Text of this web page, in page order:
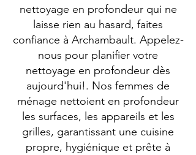
nettoyage en profondeur qui ne
laisse rien au hasard, faites
confiance à Archambault. Appelez-
nous pour planifier votre
nettoyage en profondeur dès
aujourd'hui!. Nos femmes de
ménage nettoient en profondeur
les surfaces, les appareils et les
grilles, garantissant une cuisine
propre, hygiénique et prête à